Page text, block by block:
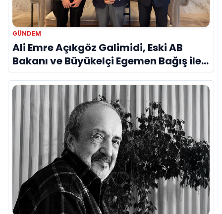
GÜNDEM
Ali Emre Açıkgöz Galimidi, Eski AB
Bakanı ve Büyükelçi Egemen Bağış ile
Bir Araya Geldi